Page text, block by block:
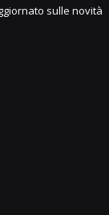
sulle novità